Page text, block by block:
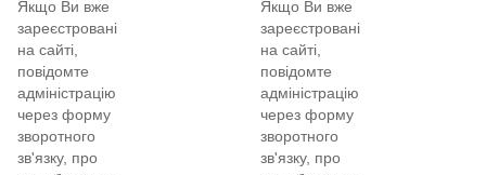
Якщо Ви вже
зареєстровані
на сайті,
повідомте
адміністрацію
через форму
зворотного
зв'язку, про
Якщо Ви вже
зареєстровані
на сайті,
повідомте
адміністрацію
через форму
зворотного
зв'язку, про